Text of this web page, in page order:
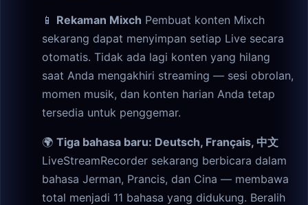
📱 Rekaman Mixch Pembuat konten Mixch
sekarang dapat menyimpan setiap Live secara
otomatis. Tidak ada lagi konten yang hilang
saat Anda mengakhiri streaming — sesi obrolan,
momen musik, dan konten harian Anda tetap
tersedia untuk penggemar.
🌍 Tiga bahasa baru: Deutsch, Français, 中文
LiveStreamRecorder sekarang berbicara dalam
bahasa Jerman, Prancis, dan Cina — membawa
total menjadi 11 bahasa yang didukung. Beralih